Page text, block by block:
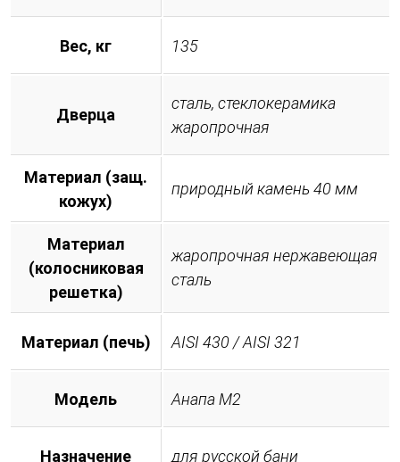
Вес, кг 135
Дверца
сталь, стеклокерамика
жаропрочная
Материал (защ.
кожух)
природный камень 40 мм
Материал
(колосниковая
решетка)
жаропрочная нержавеющая
сталь
Материал (печь) AISI 430 / AISI 321
Модель Анапа М2
Назначение для русской бани